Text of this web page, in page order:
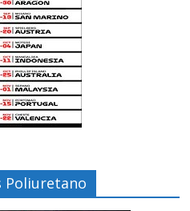
Poliuretano